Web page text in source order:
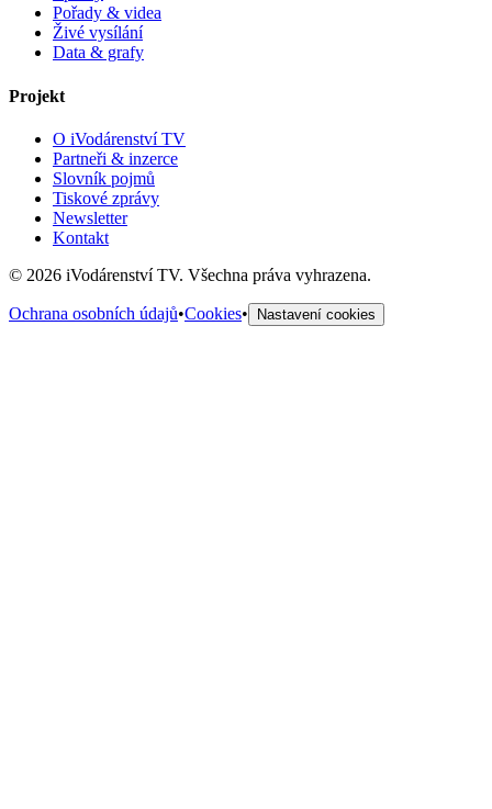
Pořady & videa
Živé vysílání
Data & grafy
Projekt
O iVodárenství TV
Partneři & inzerce
Slovník pojmů
Tiskové zprávy
Newsletter
Kontakt
© 2026 iVodárenství TV. Všechna práva vyhrazena.
Ochrana osobních údajů•Cookies• Nastavení cookies